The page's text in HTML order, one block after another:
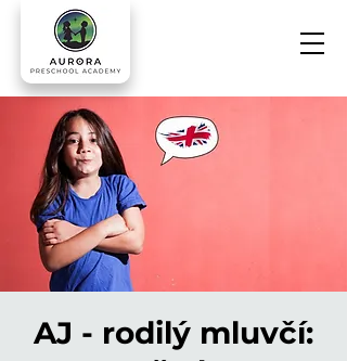
AJ - rodilý mluvčí: